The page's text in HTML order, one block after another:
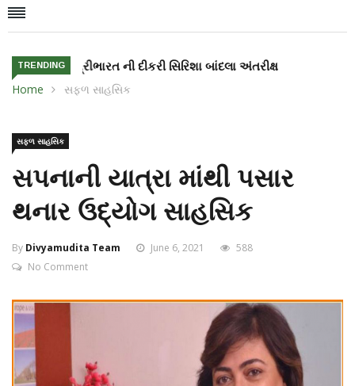
TRENDING ભારત ની દીકરી સિરિશા બાંદલા અંતરીક્ષ માં જશે
Home સફળ સાહસિક
સફળ સાહસિક
સપનાની યાત્રા માંથી પસાર
થનાર ઉદ્યોગ સાહસિક
By Divyamudita Team June 6, 2021
588
No Comment